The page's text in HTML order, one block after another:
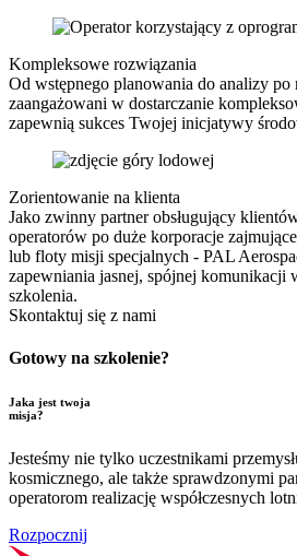
Kompleksowe rozwiązania
Od wstępnego planowania do analizy
zaangażowani w dostarczanie
zapewnią sukces Twojej inicjatywy
Zorientowanie na klienta
Jako zwinny partner obsługujący
operatorów po duże korporacje
lub floty misji specjalnych - PAL
zapewniania jasnej, spójnej komunikacji
szkolenia.
Skontaktuj się z nami
Gotowy na szkolenie?
Jaka jest twoja
misja?
Jesteśmy nie tylko uczestnikami
kosmicznego, ale także sprawdzonymi
operatorom realizację współczesnych
Rozpocznij